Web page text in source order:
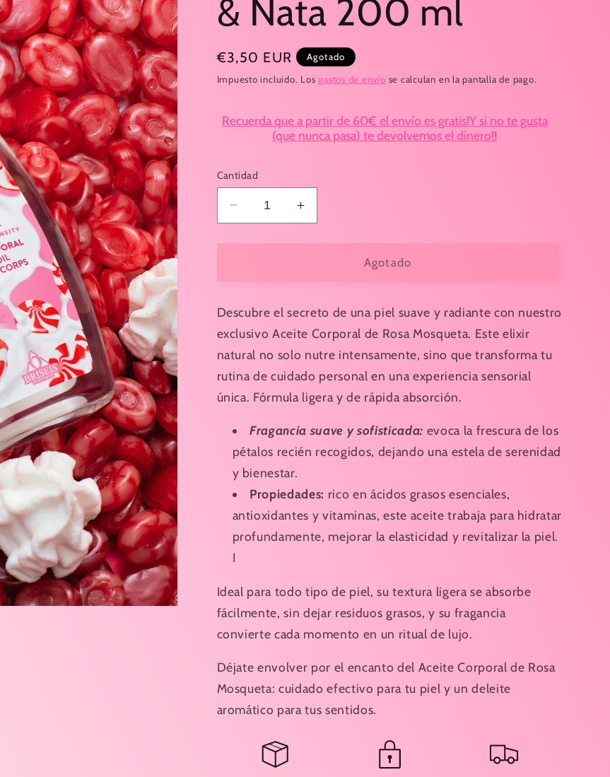
& Nata 200 ml
Precio
habitual
€3,50 EUR Agotado
Impuesto incluido. Losgastos de envío se calculan en la pantalla de pago.
Recuerda que a partir de 60€ el envío es gratis!Y si no te gusta
(que nunca pasa) te devolvemos el dinero!!
Cantidad
Reducir
cantidad
Negro
Fresa
&amp;
Nata
200
ml
Aumentar
cantidad
Negro
Fresa
&amp;
Nata
200
ml
Agotado
Descubre el secreto de una piel suave y radiante con nuestro
exclusivo Aceite Corporal de Rosa Mosqueta. Este elixir
natural no solo nutre intensamente, sino que transforma tu
rutina de cuidado personal en una experiencia sensorial
única. Fórmula ligera y de rápida absorción.
Fragancia suave y sofisticada: evoca la frescura de los
pétalos recién recogidos, dejando una estela de serenidad
y bienestar.
Propiedades: rico en ácidos grasos esenciales,
antioxidantes y vitaminas, este aceite trabaja para hidratar
profundamente, mejorar la elasticidad y revitalizar la piel.
I
Ideal para todo tipo de piel, su textura ligera se absorbe
fácilmente, sin dejar residuos grasos, y su fragancia
convierte cada momento en un ritual de lujo.
Déjate envolver por el encanto del Aceite Corporal de Rosa
Mosqueta: cuidado efectivo para tu piel y un deleite
aromático para tus sentidos.